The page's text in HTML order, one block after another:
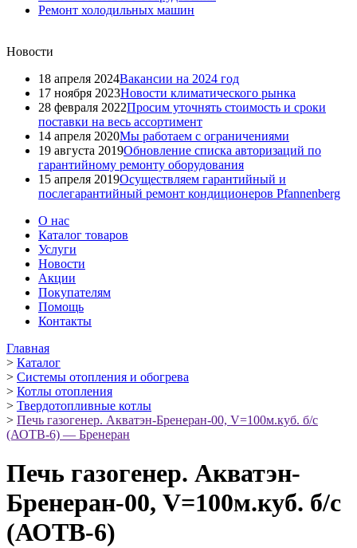
Ремонт холодильных машин
Новости
18 апреля 2024Вакансии на 2024 год
17 ноября 2023Новости климатического рынка
28 февраля 2022Просим уточнять стоимость и сроки
поставки на весь ассортимент
14 апреля 2020Мы работаем с ограничениями
19 августа 2019Обновление списка авторизаций по
гарантийному ремонту оборудования
15 апреля 2019Осуществляем гарантийный и
послегарантийный ремонт кондиционеров Pfannenberg
О нас
Каталог товаров
Услуги
Новости
Акции
Покупателям
Помощь
Контакты
Главная
> Каталог
> Системы отопления и обогрева
> Котлы отопления
> Твердотопливные котлы
> Печь газогенер. Акватэн-Бренеран-00, V=100м.куб. б/с
(АОТВ-6) — Бренеран
Печь газогенер. Акватэн-
Бренеран-00, V=100м.куб. б/с
(АОТВ-6)